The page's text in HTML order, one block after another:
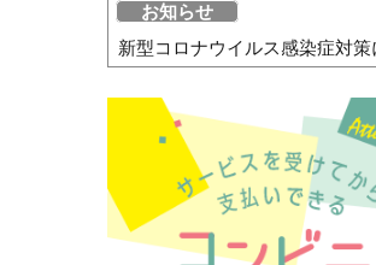
お知らせ
新型コロナウイルス感染症対策